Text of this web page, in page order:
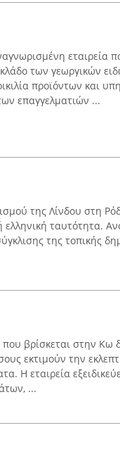
εταιρεία
των γεωργικών
προϊόντων και
επαγγελματιών ...
της Λίνδου στη
ταυτότητα.
της τοπικής
βρίσκεται στην Κω
εκτιμούν την
Η εταιρεία
...